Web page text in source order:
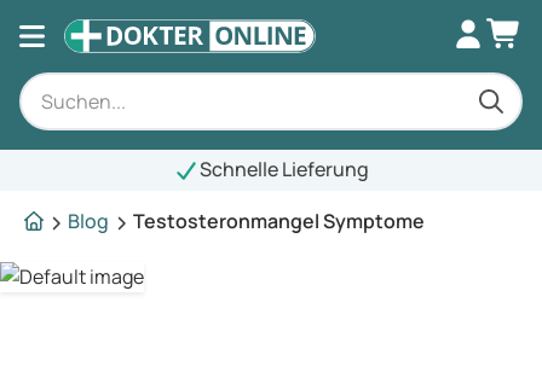
Schnelle Lieferung
Blog
Testosteronmangel Symptome